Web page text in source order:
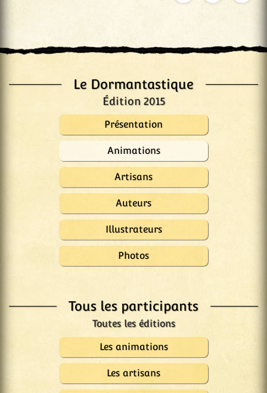
Le Dormantastique
Édition 2015
Présentation
Animations
Artisans
Auteurs
Illustrateurs
Photos
Tous les participants
Les animations
Les artisans